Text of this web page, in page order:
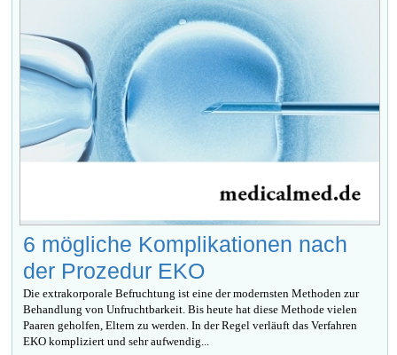
6 mögliche Komplikationen nach
der Prozedur EKO
Die extrakorporale Befruchtung ist eine der modernsten Methoden zur
Behandlung von Unfruchtbarkeit. Bis heute hat diese Methode vielen
Paaren geholfen, Eltern zu werden. In der Regel verläuft das Verfahren
EKO kompliziert und sehr aufwendig...